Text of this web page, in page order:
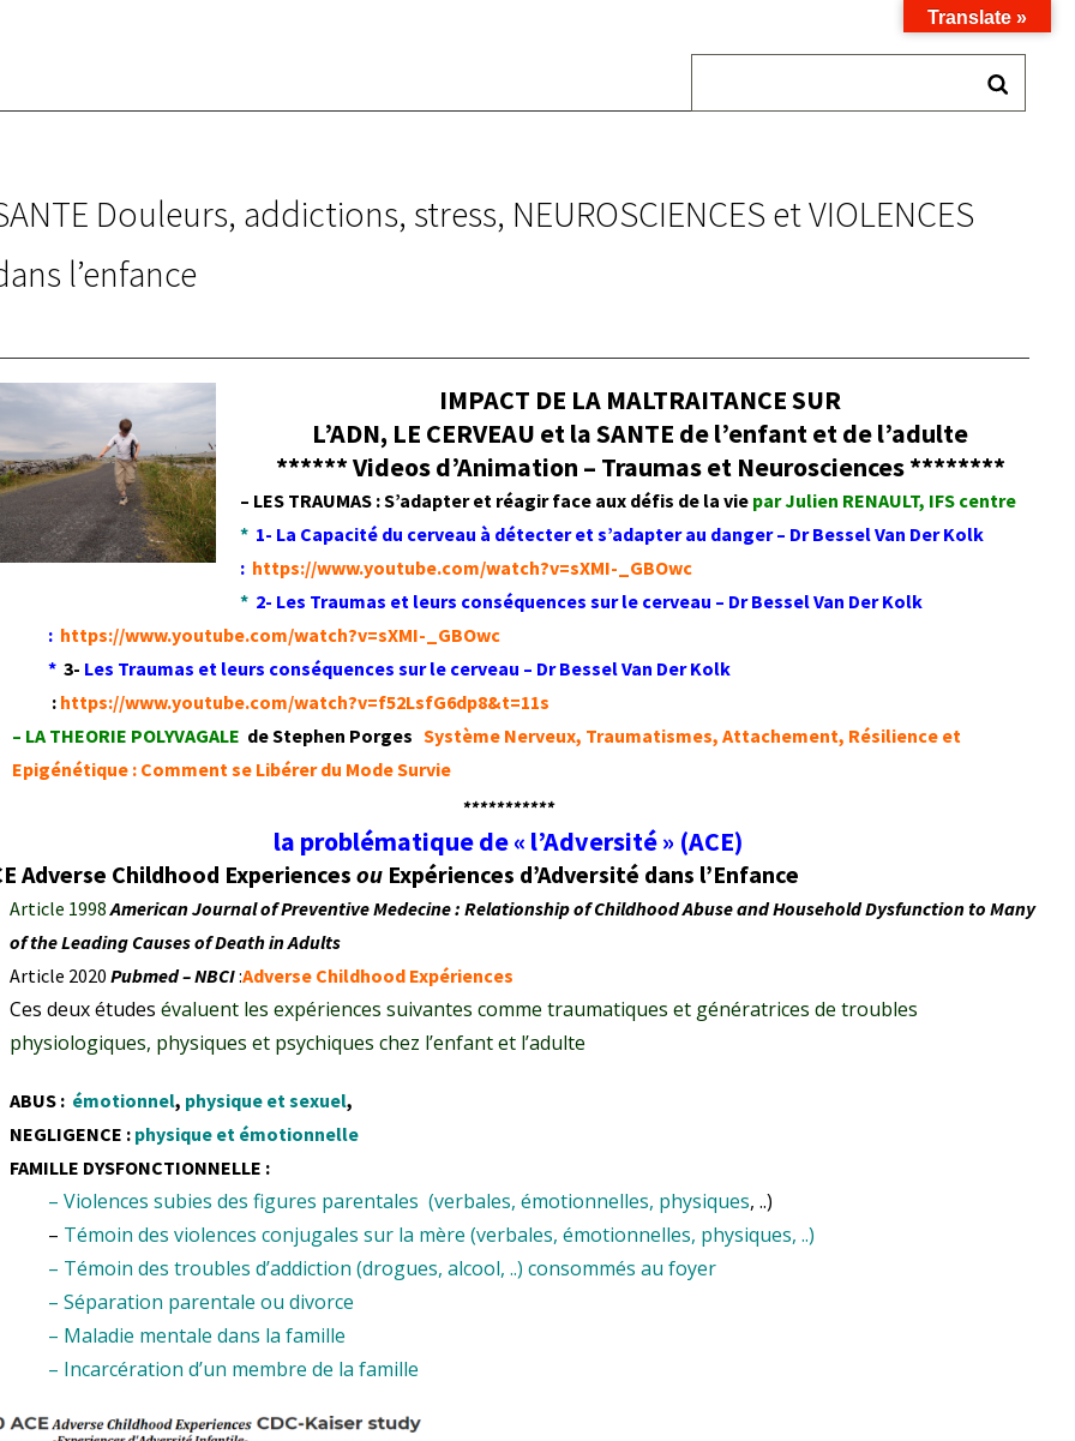
Douleurs, addictions, stress, NEUROSCIENCES et VIOLENCES
l’enfance
IMPACT DE LA MALTRAITANCE SUR
L’ADN, LE CERVEAU et la SANTE de l’enfant et de l’adulte
******Videos d’Animation – Traumas et Neurosciences********
– LES TRAUMAS :S’adapter et réagir face aux défis de la vie par Julien RENAULT, IFS centre
* 1- La Capacité du cerveau à détecter et s’adapter au danger – Dr Bessel Van Der Kolk
: https://www.youtube.com/watch?v=sXMI-_GBOwc
* 2- Les Traumas et leurs conséquences sur le cerveau – Dr Bessel Van Der Kolk
: https://www.youtube.com/watch?v=sXMI-_GBOwc
* 3- Les Traumas et leurs conséquences sur le cerveau – DrBessel Van Der Kolk
: https://www.youtube.com/watch?v=f52LsfG6dp8&t=11s
– LA THEORIE POLYVAGALE de Stephen Porges Système Nerveux, Traumatismes, Attachement, Résilience et
Epigénétique : Comment se Libérer du Mode Survie
***********
la problématique de « l’Adversité » (ACE)
Adverse Childhood Experiences ouExpériences d’Adversité dans l’Enfance
Article 1998American Journal of Preventive Medecine : Relationship of Childhood Abuse and Household Dysfunction to Many
of the Leading Causes of Death in Adults
Article 2020 Pubmed – NBCI:Adverse Childhood Expériences
Ces deux études évaluent les expériences suivantes comme traumatiques et génératrices de troubles
physiologiques, physiques et psychiques chez l’enfant et l’adulte
ABUS :émotionnel, physique et sexuel,
NEGLIGENCE : physique et émotionnelle
FAMILLE DYSFONCTIONNELLE :
– Violences subies des figures parentales (verbales, émotionnelles, physiques, ..)
– Témoin des violences conjugales sur la mère (verbales, émotionnelles, physiques, ..)
– Témoin des troubles d’addiction (drogues, alcool, ..) consommés au foyer
– Séparation parentale ou divorce
– Maladie mentale dans la famille
– Incarcération d’un membre de la famille
Translate »